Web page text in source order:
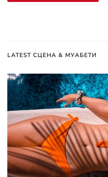
LATEST СЦЕНА & МУАБЕТИ